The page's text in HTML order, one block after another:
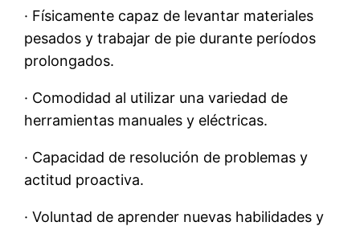
· Físicamente capaz de levantar materiales
pesados ​​y trabajar de pie durante períodos
prolongados.
· Comodidad al utilizar una variedad de
herramientas manuales y eléctricas.
· Capacidad de resolución de problemas y
actitud proactiva.
· Voluntad de aprender nuevas habilidades y